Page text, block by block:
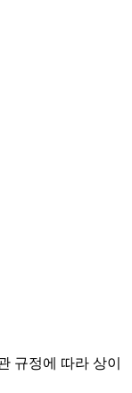
규정에 따라 상이